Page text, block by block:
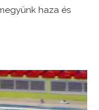
haza és